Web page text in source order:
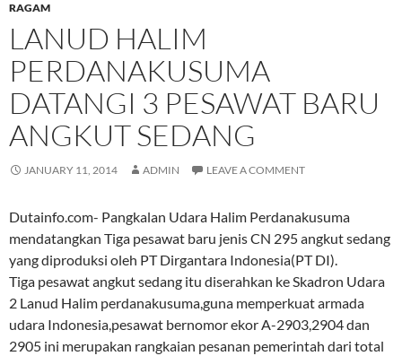
RAGAM
LANUD HALIM
PERDANAKUSUMA
DATANGI 3 PESAWAT BARU
ANGKUT SEDANG
JANUARY 11, 2014 ADMIN LEAVE A COMMENT
Dutainfo.com- Pangkalan Udara Halim Perdanakusuma
mendatangkan Tiga pesawat baru jenis CN 295 angkut sedang
yang diproduksi oleh PT Dirgantara Indonesia(PT DI).
Tiga pesawat angkut sedang itu diserahkan ke Skadron Udara
2 Lanud Halim perdanakusuma,guna memperkuat armada
udara Indonesia,pesawat bernomor ekor A-2903,2904 dan
2905 ini merupakan rangkaian pesanan pemerintah dari total